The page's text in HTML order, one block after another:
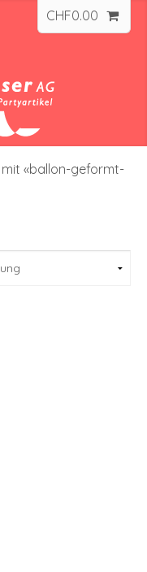
CHF0.00
«ballon-geformt-